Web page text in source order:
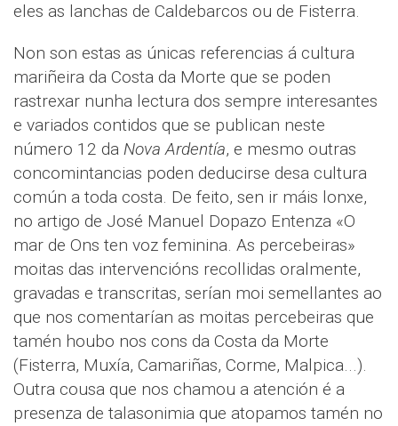
eles as lanchas de Caldebarcos ou de Fisterra.
Non son estas as únicas referencias á cultura
mariñeira da Costa da Morte que se poden
rastrexar nunha lectura dos sempre interesantes
e variados contidos que se publican neste
número 12 da Nova Ardentía, e mesmo outras
concomintancias poden deducirse desa cultura
común a toda costa. De feito, sen ir máis lonxe,
no artigo de José Manuel Dopazo Entenza «O
mar de Ons ten voz feminina. As percebeiras»
moitas das intervencións recollidas oralmente,
gravadas e transcritas, serían moi semellantes ao
que nos comentarían as moitas percebeiras que
tamén houbo nos cons da Costa da Morte
(Fisterra, Muxía, Camariñas, Corme, Malpica...).
Outra cousa que nos chamou a atención é a
presenza de talasonimia que atopamos tamén no